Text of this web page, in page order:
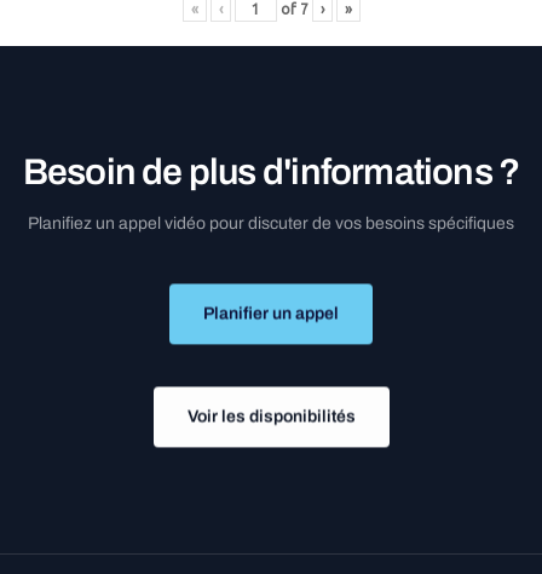
« ‹ of 7 › »
Besoin de p us d'informations ?
Planifiez un appel vidéo pour discuter de vos besoins spécifiques
Planifier un appel
Voir les disponibilités